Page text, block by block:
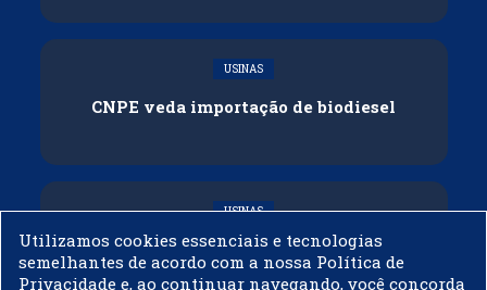
USINAS
CNPE veda importação de biodiesel
USINAS
Acelen Renováveis assina acordo com
Bunge para óleo de soja em projeto na
Utilizamos cookies essenciais e tecnologias
semelhantes de acordo com a nossa Política de
Privacidade e, ao continuar navegando, você concorda